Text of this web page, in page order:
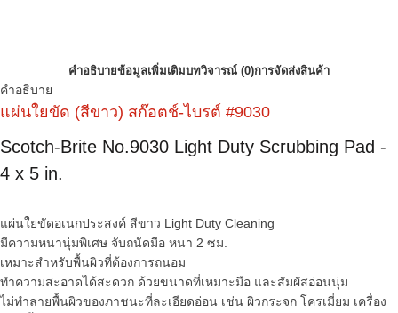
คำอธิบายข้อมูลเพิ่มเติมบทวิจารณ์ (0)การจัดส่งสินค้า
คำอธิบาย
แผ่นใยขัด (สีขาว) สก๊อตช์-ไบรต์ #9030
Scotch-Brite No.9030 Light Duty Scrubbing Pad -
4 x 5 in.
แผ่นใยขัดอเนกประสงค์ สีขาว Light Duty Cleaning
มีความหนานุ่มพิเศษ จับถนัดมือ หนา 2 ซม.
เหมาะสำหรับพื้นผิวที่ต้องการถนอม
ทำความสะอาดได้สะดวก ด้วยขนาดที่เหมาะมือ และสัมผัสอ่อนนุ่ม
ไม่ทำลายพื้นผิวของภาชนะที่ละเอียดอ่อน เช่น ผิวกระจก โครเมี่ยม เครื่อง